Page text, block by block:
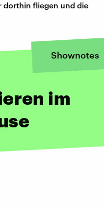
dorthin fliegen und die
Shownotes
im